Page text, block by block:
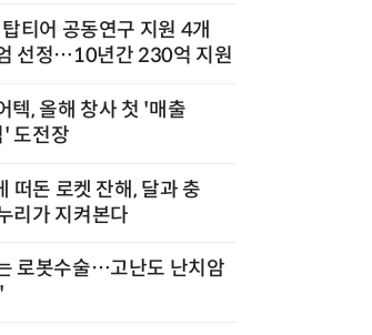
티어 공동연구 지원 4개
선정…10년간 230억 지원
텍, 올해 창사 첫 '매출
도전장
떠돈 로켓 잔해, 달과 충
리가 지켜본다
로봇수술…고난도 난치암